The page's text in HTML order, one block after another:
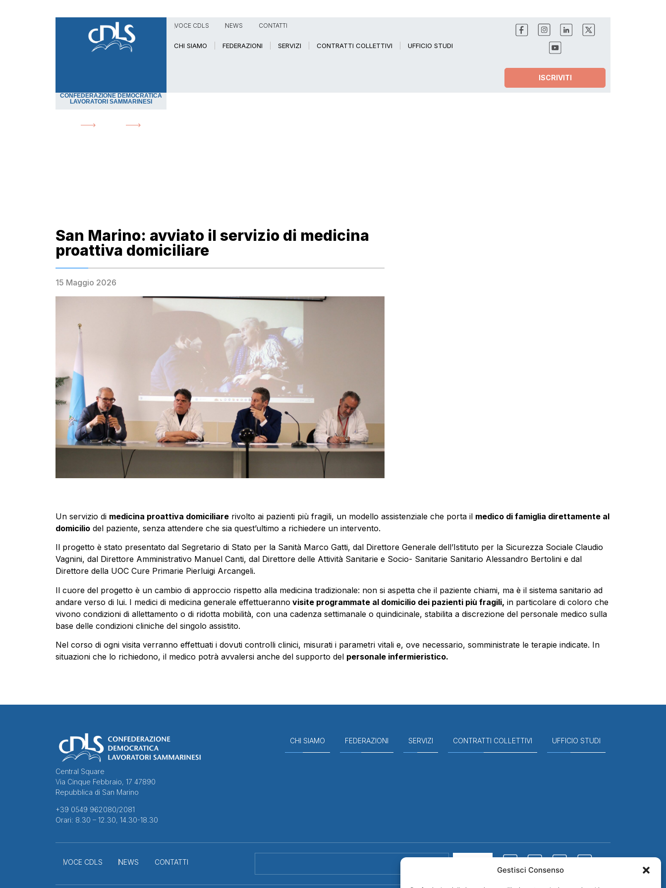
Gestisci Consenso
VOCE CDLS NEWS CONTATTI
CHI SIAMO FEDERAZIONI SERVIZI CONTRATTI COLLETTIVI UFFICIO STUDI
ISCRIVITI
CONFEDERAZIONE DEMOCRATICA
LAVORATORI SAMMARINESI
San Marino: avviato il servizio di medicina
proattiva domiciliare
15 Maggio 2026
Un servizio di medicina proattiva domiciliare rivolto ai pazienti più fragili, un modello assistenziale che porta il medico di famiglia direttamente al
domicilio del paziente, senza attendere che sia quest’ultimo a richiedere un intervento.
Il progetto è stato presentato dal Segretario di Stato per la Sanità Marco Gatti, dal Direttore Generale dell’Istituto per la Sicurezza Sociale Claudio
Vagnini, dal Direttore Amministrativo Manuel Canti, dal Direttore delle Attività Sanitarie e Socio- Sanitarie Sanitario Alessandro Bertolini e dal
Direttore della UOC Cure Primarie Pierluigi Arcangeli.
Il cuore del progetto è un cambio di approccio rispetto alla medicina tradizionale: non si aspetta che il paziente chiami, ma è il sistema sanitario ad
andare verso di lui. I medici di medicina generale effettueranno visite programmate al domicilio dei pazienti più fragili, in particolare di coloro che
vivono condizioni di allettamento o di ridotta mobilità, con una cadenza settimanale o quindicinale, stabilita a discrezione del personale medico sulla
base delle condizioni cliniche del singolo assistito.
Nel corso di ogni visita verranno effettuati i dovuti controlli clinici, misurati i parametri vitali e, ove necessario, somministrate le terapie indicate. In
situazioni che lo richiedono, il medico potrà avvalersi anche del supporto del personale infermieristico.
Central Square
Via Cinque Febbraio, 17 47890
Repubblica di San Marino
+39 0549 962080/2081
Orari: 8.30 – 12.30, 14.30-18.30
CHI SIAMO FEDERAZIONI SERVIZI CONTRATTI COLLETTIVI UFFICIO STUDI
VOCE CDLS NEWS CONTATTI